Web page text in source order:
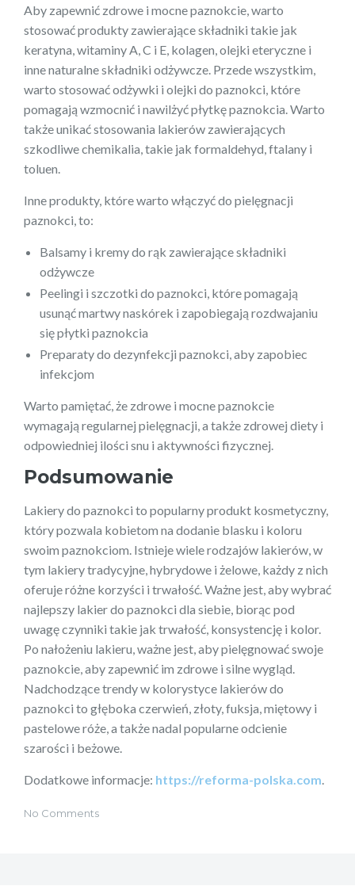
Aby zapewnić zdrowe i mocne paznokcie, warto
stosować produkty zawierające składniki takie jak
keratyna, witaminy A, C i E, kolagen, olejki eteryczne i
inne naturalne składniki odżywcze. Przede wszystkim,
warto stosować odżywki i olejki do paznokci, które
pomagają wzmocnić i nawilżyć płytkę paznokcia. Warto
także unikać stosowania lakierów zawierających
szkodliwe chemikalia, takie jak formaldehyd, ftalany i
toluen.
Inne produkty, które warto włączyć do pielęgnacji
paznokci, to:
Balsamy i kremy do rąk zawierające składniki
odżywcze
Peelingi i szczotki do paznokci, które pomagają
usunąć martwy naskórek i zapobiegają rozdwajaniu
się płytki paznokcia
Preparaty do dezynfekcji paznokci, aby zapobiec
infekcjom
Warto pamiętać, że zdrowe i mocne paznokcie
wymagają regularnej pielęgnacji, a także zdrowej diety i
odpowiedniej ilości snu i aktywności fizycznej.
Podsumowanie
Lakiery do paznokci to popularny produkt kosmetyczny,
który pozwala kobietom na dodanie blasku i koloru
swoim paznokciom. Istnieje wiele rodzajów lakierów, w
tym lakiery tradycyjne, hybrydowe i żelowe, każdy z nich
oferuje różne korzyści i trwałość. Ważne jest, aby wybrać
najlepszy lakier do paznokci dla siebie, biorąc pod
uwagę czynniki takie jak trwałość, konsystencję i kolor.
Po nałożeniu lakieru, ważne jest, aby pielęgnować swoje
paznokcie, aby zapewnić im zdrowe i silne wygląd.
Nadchodzące trendy w kolorystyce lakierów do
paznokci to głęboka czerwień, złoty, fuksja, miętowy i
pastelowe róże, a także nadal popularne odcienie
szarości i beżowe.
Dodatkowe informacje: https://reforma-polska.com
No Comments